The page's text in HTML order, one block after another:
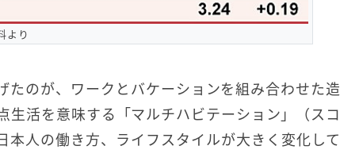
より
のが、ワークとバケーションを組み合わせた造
活を意味する「マルチハビテーション」（スコ
人の働き方、ライフスタイルが大きく変化して